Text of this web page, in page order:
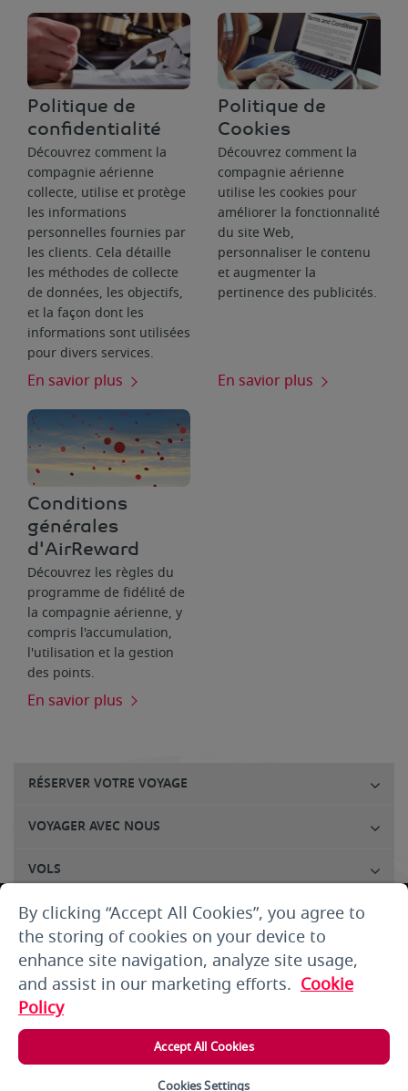
Politique de
confidentialité
Découvrez comment la
compagnie aérienne
collecte, utilise et protège
les informations
personnelles fournies par
les clients. Cela détaille
les méthodes de collecte
de données, les objectifs,
et la façon dont les
informations sont utilisées
pour divers services.
En savior plus
Politique de
Cookies
Découvrez comment la
compagnie aérienne
utilise les cookies pour
améliorer la fonctionnalité
du site Web,
personnaliser le contenu
et augmenter la
pertinence des publicités.
En savior plus
Conditions
générales
d'AirReward
Découvrez les règles du
programme de fidélité de
la compagnie aérienne, y
compris l'accumulation,
l'utilisation et la gestion
des points.
En savior plus
RÉSERVER VOTRE VOYAGE
VOYAGER AVEC NOUS
VOLS
SERVICE À LA CLIENTÈLE
A PROPOS DE NOUS
THE SMALLPRINT
Copyright 2025 © Air Arabia. All rights reserved.
By clicking “Accept All Cookies”, you agree to
the storing of cookies on your device to
enhance site navigation, analyze site usage,
and assist in our marketing efforts. Cookie
Policy
Accept All Cookies
Cookies Settings